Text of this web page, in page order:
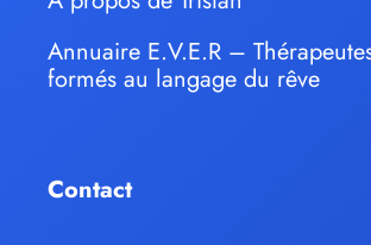
Annuaire E.V.E.R –
formés au langage du rêve
Contact